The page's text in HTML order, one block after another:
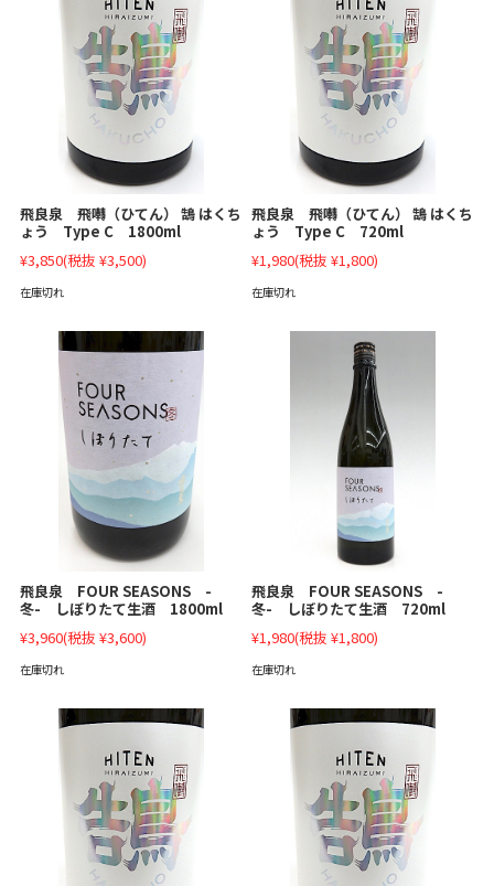
飛良泉 飛囀（ひてん） 鵠 はくち
ょう Type C 1800ml
¥3,850(税抜 ¥3,500)
在庫切れ
飛良泉 飛囀（ひてん） 鵠 はくち
ょう Type C 720ml
¥1,980(税抜 ¥1,800)
在庫切れ
飛良泉 FOUR SEASONS -
冬- しぼりたて生酒 1800ml
¥3,960(税抜 ¥3,600)
在庫切れ
飛良泉 FOUR SEASONS -
冬- しぼりたて生酒 720ml
¥1,980(税抜 ¥1,800)
在庫切れ